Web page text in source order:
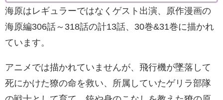
海原はレギュラーではなくゲスト出演、原作漫画の
海原編306話～318話の計13話、30巻&31巻に描かれ
ています。
アニメでは描かれていませんが、飛行機が墜落して
死にかけた獠の命を救い、所属していたゲリラ部隊